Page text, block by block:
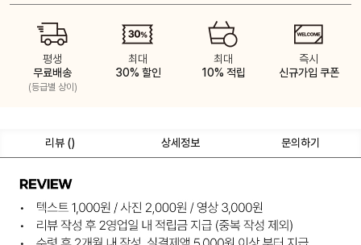
평생
무료배송
(등급별 상이)
최대
30% 할인
최대
10% 적립
즉시
신규가입 쿠폰
리뷰 () 상세정보 문의하기